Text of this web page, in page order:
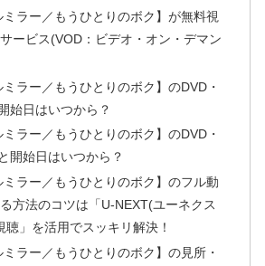
ミラー／もうひとりのボク】が無料視
ービス(VOD：ビデオ・オン・デマン
ラー／もうひとりのボク】のDVD・
始日はいつから？
ラー／もうひとりのボク】のDVD・
開始日はいつから？
ミラー／もうひとりのボク】のフル動
方法のコツは「U-NEXT(ユーネクス
聴」を活用でスッキリ解決！
ラー／もうひとりのボク】の見所・